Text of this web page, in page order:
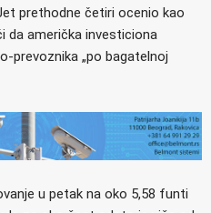
prethodne četiri ocenio kao
da američka investiciona
prevoznika „po bagatelnoj
u petak na oko 5,58 funti